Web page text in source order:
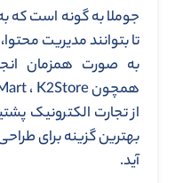
جوملا به گونه است که
تا بتوانند مدیریت
به صورت همزمان
از تجارت الکترونیک
بهترین گزینه برای
آید.